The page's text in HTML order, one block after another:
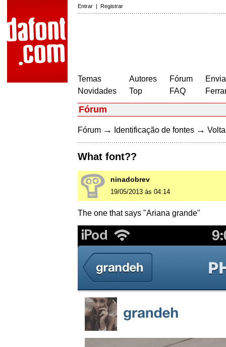
Entrar | Registrar
Temas
Novidades
Autores
Top
Fórum
FAQ
Fórum
Fórum → Identificação de fontes →
What font??
ninadobrev
19/05/2013 às 04:14
The one that says "Ariana grande"